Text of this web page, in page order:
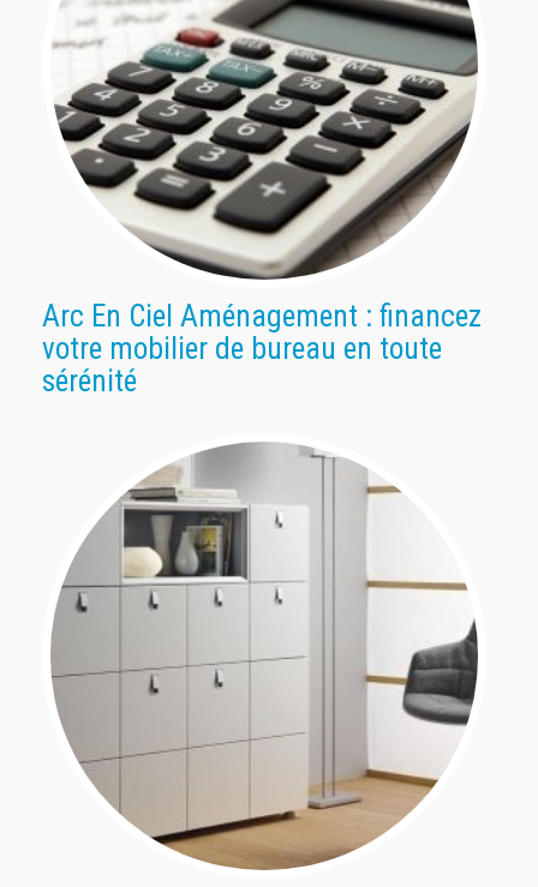
Arc En Ciel Aménagement : financez
votre mobilier de bureau en toute
sérénité